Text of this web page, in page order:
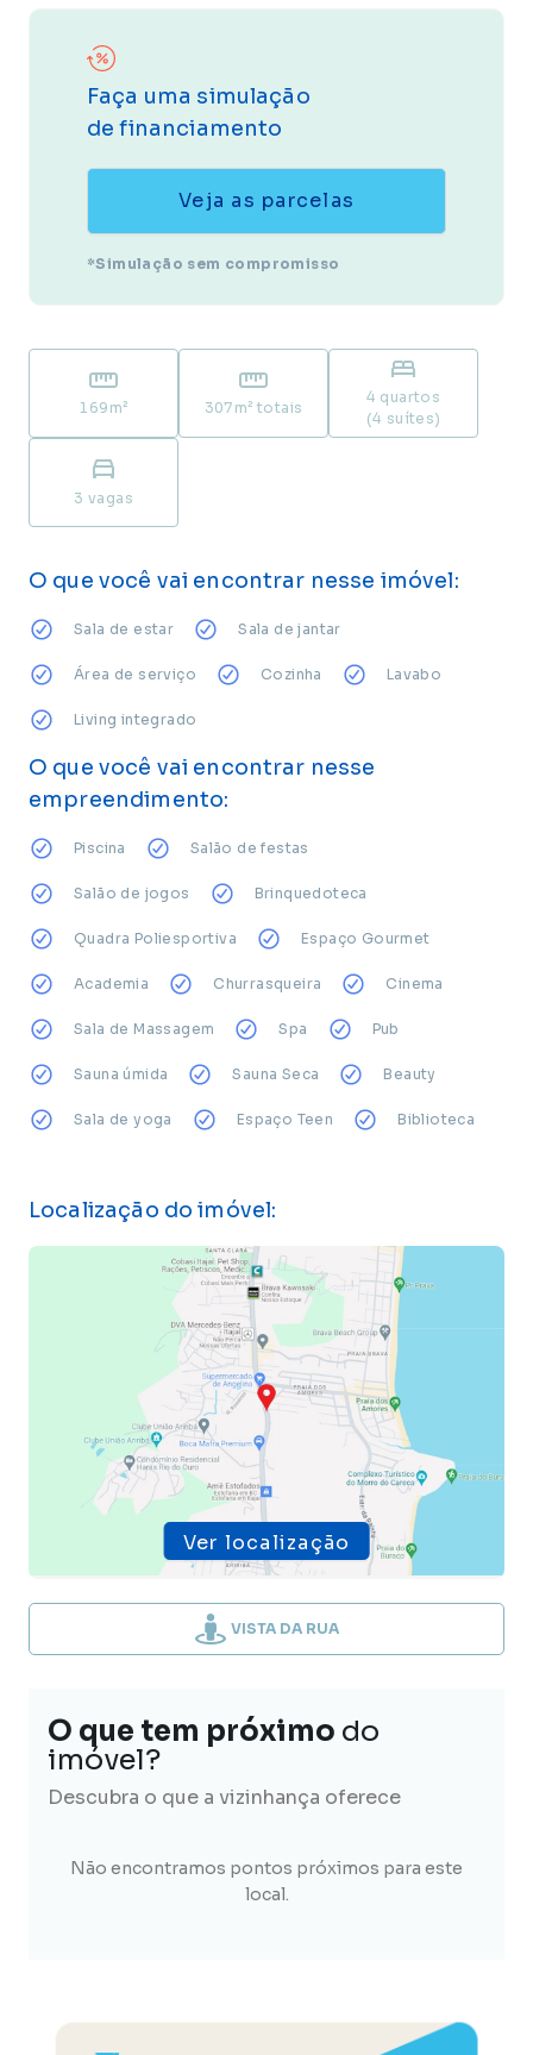
169 m² 307 m² totais
4 quartos
(4 suítes)
3 vagas
O que você vai encontrar nesse imóvel:
Sala de estar Sala de jantar
Área de serviço Cozinha Lavabo
Living integrado
O que você vai encontrar nesse
empreendimento:
Piscina Salão de festas
Salão de jogos Brinquedoteca
Quadra Poliesportiva Espaço Gourmet
Academia Churrasqueira Cinema
Sala de Massagem Spa Pub
Sauna úmida Sauna Seca Beauty
Sala de yoga Espaço Teen Biblioteca
Localização do imóvel:
Ver localização
VISTA DA RUA
O que tem próximo do
imóvel?
Descubra o que a vizinhança oferece
Não encontramos pontos próximos para este
local.
Faça uma simulação
de financiamento
Veja as parcelas
*Simulação sem compromisso